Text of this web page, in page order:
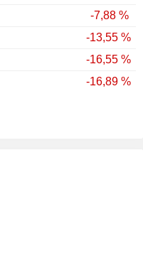
-7,88 %
-13,55 %
-16,55 %
-16,89 %